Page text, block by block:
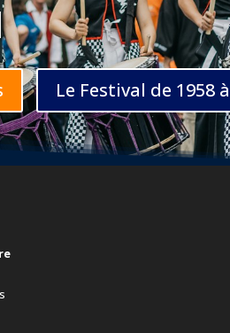
Le Festival de 1958